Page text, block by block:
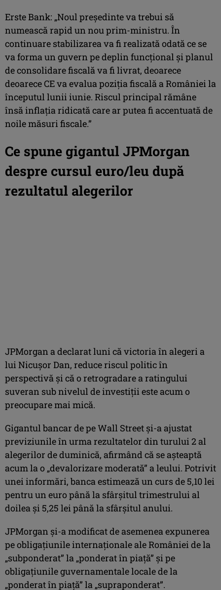
Erste Bank: „Noul președinte va trebui să
numească rapid un nou prim-ministru. În
continuare stabilizarea va fi realizată odată ce se
va forma un guvern pe deplin funcțional și planul
de consolidare fiscală va fi livrat, deoarece
deoarece CE va evalua poziția fiscală a României la
începutul lunii iunie. Riscul principal rămâne
însă inflația ridicată care ar putea fi accentuată de
noile măsuri fiscale.”
Ce spune gigantul JPMorgan
despre cursul euro/leu după
rezultatul alegerilor
JPMorgan a declarat luni că victoria în alegeri a
lui Nicușor Dan, reduce riscul politic în
perspectivă și că o retrogradare a ratingului
suveran sub nivelul de investiții este acum o
preocupare mai mică.
Gigantul bancar de pe Wall Street și-a ajustat
previziunile în urma rezultatelor din turului 2 al
alegerilor de duminică, afirmând că se așteaptă
acum la o „devalorizare moderată” a leului. Potrivit
unei informări, banca estimează un curs de 5,10 lei
pentru un euro până la sfârșitul trimestrului al
doilea și 5,25 lei până la sfârșitul anului.
JPMorgan și-a modificat de asemenea expunerea
pe obligațiunile internaționale ale României de la
„subponderat” la „ponderat în piață” și pe
obligațiunile guvernamentale locale de la
„ponderat în piață” la „supraponderat”.